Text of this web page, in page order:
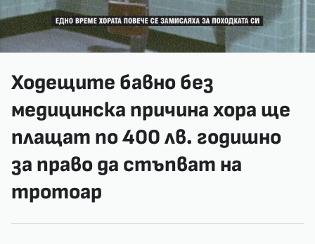
Ходещите бавно без
медицинска причина хора ще
плащат по 400 лв. годишно
за право да стъпват на
тротоар